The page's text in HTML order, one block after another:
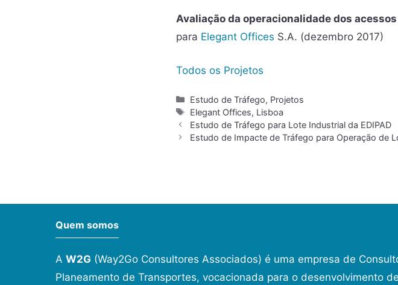
Avaliação da operacionalidade dos acessos
para Elegant Offices S.A. (dezembro 2017)
Todos os Projetos
Estudo de Tráfego, Projetos
Elegant Offices, Lisboa
Estudo de Tráfego para Lote Industrial da EDIPAD
Estudo de Impacte de Tráfego para Operação de
Quem somos
A W2G (Way2Go Consultores Associados) é uma empresa de
Planeamento de Transportes, vocacionada para o desenvolvimento